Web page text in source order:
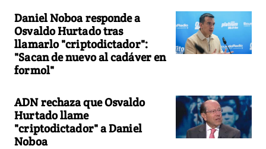
Daniel Noboa responde a
Osvaldo Hurtado tras
llamarlo "criptodictador":
"Sacan de nuevo al cadáver en
formol"
ADN rechaza que Osvaldo
Hurtado llame
"criptodictador" a Daniel
Noboa